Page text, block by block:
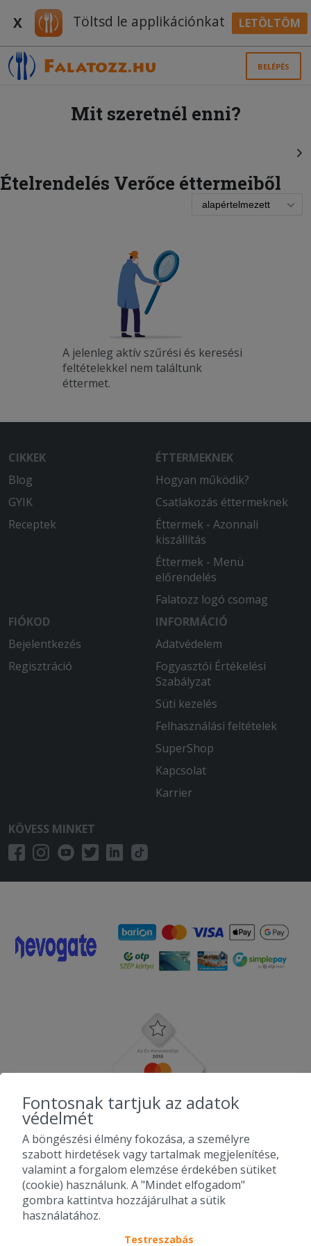
X Töltsd le applikációnkat LETÖLTÖM
BELÉPÉS
Mit szeretnél enni?
Ételrendelés Verőce éttermeiből
A jelenleg aktív szűrési és keresési
feltételekkel nem találtunk
éttermet.
CIKKEK
Blog
GYIK
Receptek
ÉTTERMEKNEK
Hogyan működik?
Csatlakozás éttermeknek
Éttermek - Azonnali
kiszállítás
Éttermek - Menü
előrendelés
Falatozz logó csomag
FIÓKOD
Bejelentkezés
Regisztráció
INFORMÁCIÓ
Adatvédelem
Fogyasztói Értékelési
Szabályzat
Süti kezelés
Felhasználási feltételek
SuperShop
Kapcsolat
Karrier
KÖVESS MINKET
Fontosnak tartjuk az adatok
védelmét
A böngészési élmény fokozása, a személyre
szabott hirdetések vagy tartalmak megjelenítése,
valamint a forgalom elemzése érdekében sütiket
(cookie) használunk. A "Mindet elfogadom"
gombra kattintva hozzájárulhat a sütik
használatához.
Testreszabás